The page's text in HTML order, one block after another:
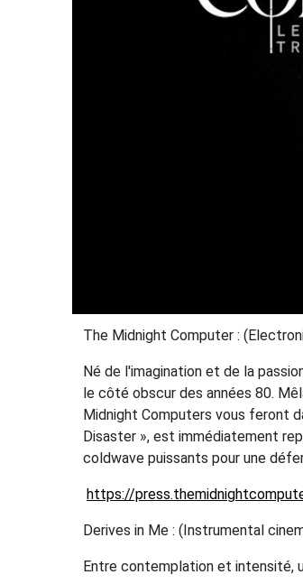
The Midnight Computer :
Né de l'imagination et de la
le côté obscur des années 80.
Midnight Computers vous feront
Disaster », est immédiatement
coldwave puissants pour une
https://
Derives in Me : (Instrumental
Entre contemplation et intensité,